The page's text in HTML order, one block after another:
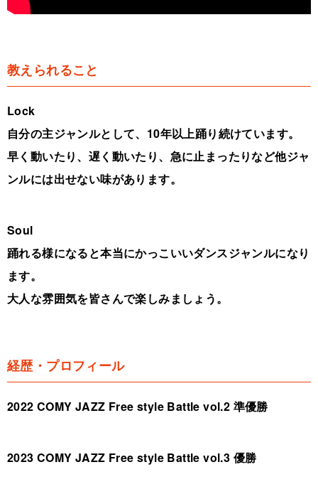
教えられること
Lock
自分の主ジャンルとして、10年以上踊り続けています。
早く動いたり、遅く動いたり、急に止まったりなど他ジャ
ンルには出せない味があります。
Soul
踊れる様になると本当にかっこいいダンスジャンルになり
ます。
大人な雰囲気を皆さんで楽しみましょう。
経歴・プロフィール
2022 COMY JAZZ Free style Battle vol.2 準優勝
2023 COMY JAZZ Free style Battle vol.3 優勝